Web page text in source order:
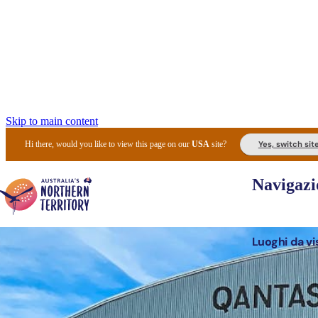
Skip to main content
Hi there, would you like to view this page on ourUSA site? Yes, switch
Luoghi da
I